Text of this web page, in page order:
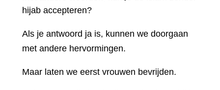
hijab accepteren?
Als je antwoord ja is, kunnen we doorgaan
met andere hervormingen.
Maar laten we eerst vrouwen bevrijden.